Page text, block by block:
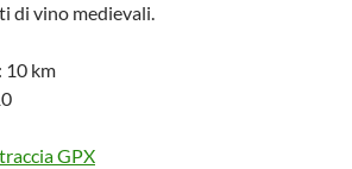
di vino medievali.
10 km
GPX